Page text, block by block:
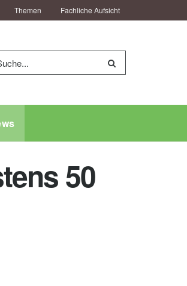
Themen Fachliche Aufsicht
50